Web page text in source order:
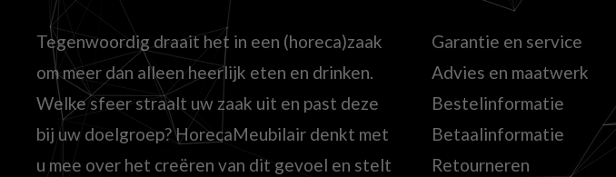
Tegenwoordig draait het in een (horeca)zaak
om meer dan alleen heerlijk eten en drinken.
Welke sfeer straalt uw zaak uit en past deze
bij uw doelgroep? HorecaMeubilair denkt met
u mee over het creëren van dit gevoel en stelt
Garantie en service
Advies en maatwerk
Bestelinformatie
Betaalinformatie
Retourneren